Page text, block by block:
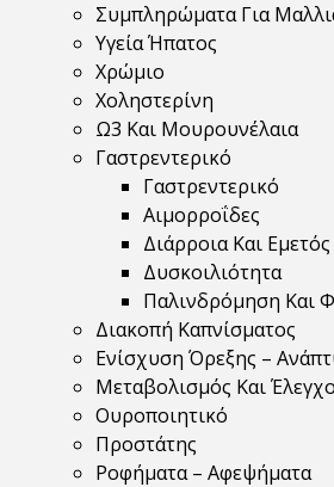
Συμπληρώματα Για
Υγεία Ήπατος
Χρώμιο
Χοληστερίνη
Ω3 Και Μουρουνέλαια
Γαστρεντερικό
Γαστρεντερικό
Αιμορροΐδες
Διάρροια Και Εμετός
Δυσκοιλιότητα
Παλινδρόμηση Και
Διακοπή Καπνίσματος
Ενίσχυση Όρεξης –
Μεταβολισμός Και
Ουροποιητικό
Προστάτης
Ροφήματα – Αφεψήματα